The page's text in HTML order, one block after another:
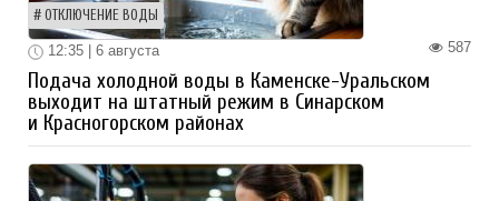
ОТКЛЮЧЕНИЕ ВОДЫ
587
12:35 | 6 августа
Подача холодной воды в Каменске-Уральском
выходит на штатный режим в Синарском
и Красногорском районах